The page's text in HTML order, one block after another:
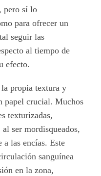
pero sí lo
para ofrecer un
seguir las
al tiempo de
efecto.
propia textura y
papel crucial. Muchos
texturizadas,
ser mordisqueados,
a las encías. Este
sanguínea
en la zona,